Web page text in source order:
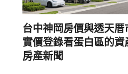
台中神岡房價與透天
實價登錄看蛋白區的
房產新聞